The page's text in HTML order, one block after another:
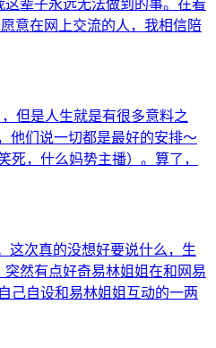
辈子永远无法做到的事。在看
意在网上交流的人，我相信陪
但是人生就是有很多意料之
他们说一切都是最好的安排～
，什么妈势主播）。算了，
这次真的没想好要说什么，生
然有点好奇易林姐姐在和网易
己自设和易林姐姐互动的一两